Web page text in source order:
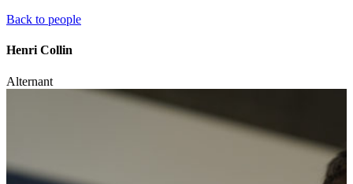
Back to people
Henri Collin
Alternant